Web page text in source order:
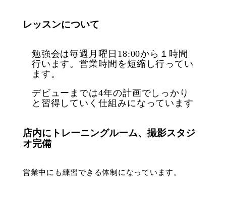
レッスンについて
勉強会は毎週月曜日18:00から１時間
行います。営業時間を短縮し行ってい
ます。
デビューまでは4年の計画でしっかり
と習得していく仕組みになっています
店内にトレーニングルーム、撮影スタジ
オ完備
営業中にも練習できる体制になっています。